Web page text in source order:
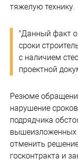
тяжелую технику.
"Данный факт
сроки
с наличием
проектной
Резюме
нарушение
подрядчика
вышеизложенных
отменить
госконтракта и